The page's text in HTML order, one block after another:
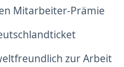
Mitarbeiter-Prämie
zur Arbeit